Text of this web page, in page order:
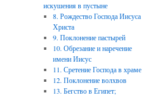
искушения в пустыне
8. Рождество Господа Иисуса
Христа
9. Поклонение пастырей
10. Обрезание и наречение
имени Иисус
11. Сретение Господа в храме
12. Поклонение волхвов
13. Бегство в Египет;